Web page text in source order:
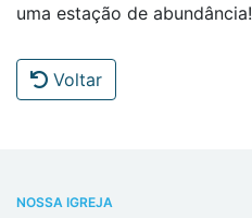
uma estação de abundância!
Voltar
NOSSA IGREJA